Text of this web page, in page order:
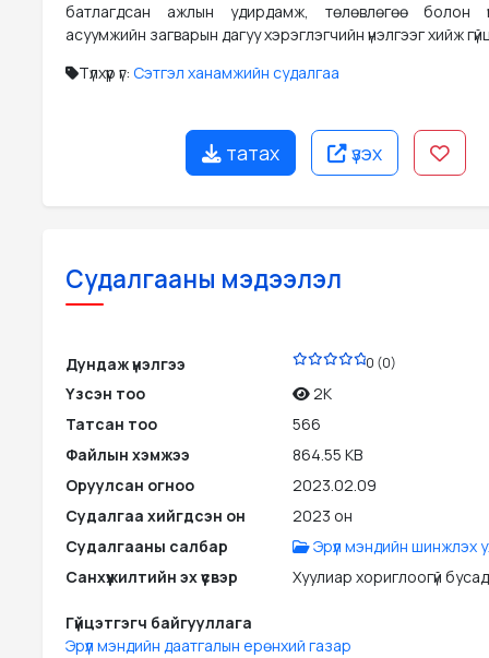
батлагдсан ажлын удирдамж, төлөвлөгөө болон
асуумжийн загварын дагуу хэрэглэгчийн үнэлгээг хийж
Түлхүүр үг: Сэтгэл ханамжийн судалгаа
татах үзэх
Судалгааны мэдээлэл
Дундаж үнэлгээ 0 (0)
Үзсэн тоо
2K
Татсан тоо
566
Файлын хэмжээ
864.55 KB
Оруулсан огноо
2023.02.09
Судалгаа хийгдсэн он
2023 он
Судалгааны салбар
Эрүүл мэндийн шинжлэх
Санхүүжилтийн эх үүсвэр
Хуулиар хориглоогүй бусад
Гүйцэтгэгч байгууллага
Эрүүл мэндийн даатгалын ерөнхий газар